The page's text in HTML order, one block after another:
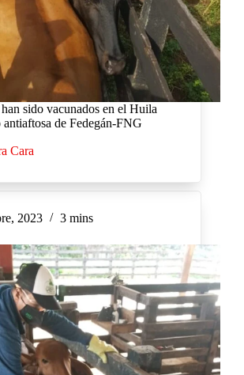
sido vacunados en el Huila
de Fedegán-FNG
Cara
2023 3 mins